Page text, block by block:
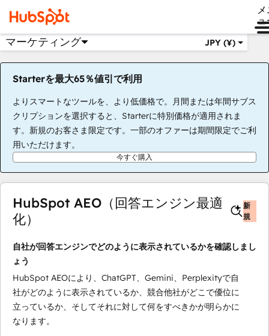
ュ
マーケティング JPY (¥)
Starterを最大65％値引で利用
よりスマートなツールを、より低価格で。月間または年間サブス
クリプションを選択すると、Starterに特別価格が適用されま
す。新規のお客さま限定です。一部のオファーは期間限定でご利
用いただけます。
今すぐ購入
HubSpot AEO（回答エンジン最適
化）
新
規
自社が回答エンジンでどのように表示されているかを確認しまし
ょう
HubSpot AEOにより、ChatGPT、Gemini、Perplexityで自
社がどのように表示されているか、競合他社がどこで優位に
立っているか、そしてそれに対して何をすべきかが明らかに
なります。